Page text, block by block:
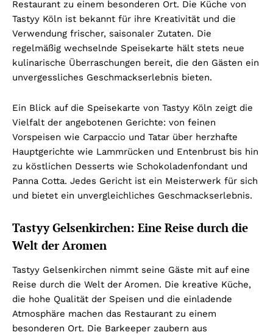
Restaurant zu einem besonderen Ort. Die Küche von
Tastyy Köln ist bekannt für ihre Kreativität und die
Verwendung frischer, saisonaler Zutaten. Die
regelmäßig wechselnde Speisekarte hält stets neue
kulinarische Überraschungen bereit, die den Gästen ein
unvergessliches Geschmackserlebnis bieten.
Ein Blick auf die Speisekarte von Tastyy Köln zeigt die
Vielfalt der angebotenen Gerichte: von feinen
Vorspeisen wie Carpaccio und Tatar über herzhafte
Hauptgerichte wie Lammrücken und Entenbrust bis hin
zu köstlichen Desserts wie Schokoladenfondant und
Panna Cotta. Jedes Gericht ist ein Meisterwerk für sich
und bietet ein unvergleichliches Geschmackserlebnis.
Tastyy Gelsenkirchen: Eine Reise durch die
Welt der Aromen
Tastyy Gelsenkirchen nimmt seine Gäste mit auf eine
Reise durch die Welt der Aromen. Die kreative Küche,
die hohe Qualität der Speisen und die einladende
Atmosphäre machen das Restaurant zu einem
besonderen Ort. Die Barkeeper zaubern aus